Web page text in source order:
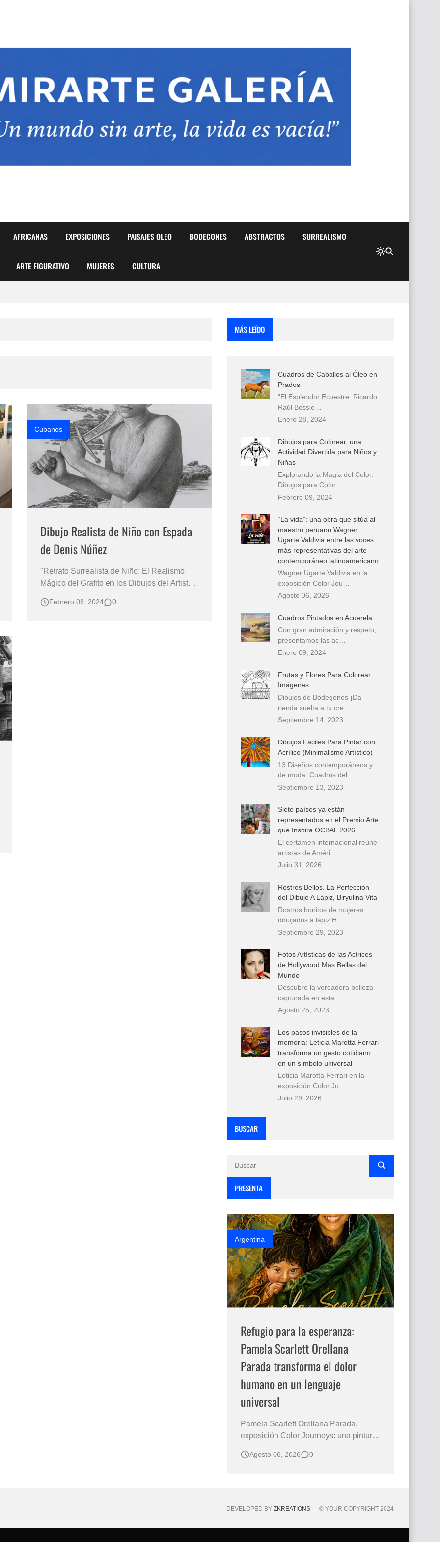
AFRICANAS EXPOSICIONES PAISAJES OLEO BODEGONES ABSTRACTOS SURREALISMO
ARTE FIGURATIVO MUJERES CULTURA
Biryulina Vita
Bellas del Mundo
Cubanos
Dibujo Realista de Niño con Espada
de Denis Núñez
"Retrato Surrealista de Niño: El Realismo
Mágico del Grafito en los Dibujos del Artista
hecho a mano por Denis Núñez Rodríguez
Febrero 08, 2024 0
MÁS LEÍDO
Cuadros de Caballos al Óleo en
Prados
"El Esplendor Ecuestre: Ricardo
Raúl Bossie…
Enero 28, 2024
Dibujos para Colorear, una
Actividad Divertida para Niños y
Niñas
Explorando la Magia del Color:
Dibujos para Color…
Febrero 09, 2024
“La vida”: una obra que sitúa al
maestro peruano Wagner
Ugarte Valdivia entre las voces
más representativas del arte
contemporáneo latinoamericano
Wagner Ugarte Valdivia en la
exposición Color Jou…
Agosto 06, 2026
Cuadros Pintados en Acuerela
Con gran admiración y respeto,
presentamos las ac…
Enero 09, 2024
Frutas y Flores Para Colorear
Imágenes
Dibujos de Bodegones ¡Da
rienda suelta a tu cre…
Septiembre 14, 2023
Dibujos Fáciles Para Pintar con
Acrílico (Minimalismo Artístico)
13 Diseños contemporáneos y
de moda: Cuadros del…
Septiembre 13, 2023
Siete países ya están
representados en el Premio Arte
que Inspira OCBAL 2026
El certamen internacional reúne
artistas de Améri…
Julio 31, 2026
Rostros Bellos, La Perfección
del Dibujo A Lápiz, Biryulina Vita
Rostros bonitos de mujeres
dibujados a lápiz H…
Septiembre 29, 2023
Fotos Artísticas de las Actrices
de Hollywood Más Bellas del
Mundo
Descubre la verdadera belleza
capturada en esta…
Agosto 25, 2023
Los pasos invisibles de la
memoria: Leticia Marotta Ferrari
transforma un gesto cotidiano
en un símbolo universal
Leticia Marotta Ferrari en la
exposición Color Jo…
Julio 29, 2026
BUSCAR
PRESENTA
Argentina
Refugio para la esperanza:
Pamela Scarlett Orellana
Parada transforma el dolor
humano en un lenguaje
universal
Pamela Scarlett Orellana Parada,
exposición Color Journeys: una pintura
primera mirada basta para comprender
artista Pamela Scarlett Orella…
Agosto 06, 2026 0
DEVELOPED BY ZKREATIONS — © YOUR COPYRIGHT 2024